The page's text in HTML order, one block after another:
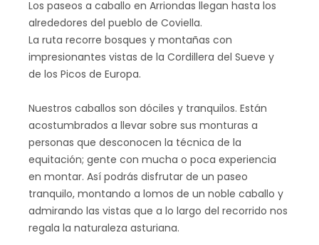
Los paseos a caballo en Arriondas llegan hasta los
alrededores del pueblo de Coviella.
La ruta recorre bosques y montañas con
impresionantes vistas de la Cordillera del Sueve y
de los Picos de Europa.
Nuestros caballos son dóciles y tranquilos. Están
acostumbrados a llevar sobre sus monturas a
personas que desconocen la técnica de la
equitación; gente con mucha o poca experiencia
en montar. Así podrás disfrutar de un paseo
tranquilo, montando a lomos de un noble caballo y
admirando las vistas que a lo largo del recorrido nos
regala la naturaleza asturiana.